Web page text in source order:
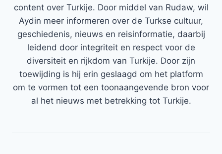
content over Turkije. Door middel van Rudaw, wil
Aydin meer informeren over de Turkse cultuur,
geschiedenis, nieuws en reisinformatie, daarbij
leidend door integriteit en respect voor de
diversiteit en rijkdom van Turkije. Door zijn
toewijding is hij erin geslaagd om het platform
om te vormen tot een toonaangevende bron voor
al het nieuws met betrekking tot Turkije.